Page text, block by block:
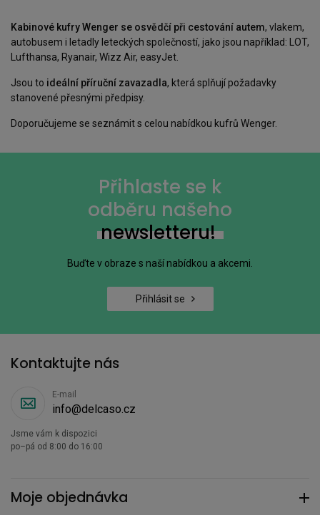
Kabinové kufry Wenger se osvědčí při cestování autem, vlakem,
autobusem i letadly leteckých společností, jako jsou například: LOT,
Lufthansa, Ryanair, Wizz Air, easyJet.
Jsou to ideální příruční zavazadla, která splňují požadavky
stanovené přesnými předpisy.
Doporučujeme se seznámit s celou nabídkou kufrů Wenger.
Přihlaste se k
odběru našeho
newsletteru!
Buďte v obraze s naší nabídkou a akcemi.
Přihlásit se
Moje objednávka
Kontaktujte nás
E-mail
info@delcaso.cz
Jsme vám k dispozici
po–pá od 8:00 do 16:00